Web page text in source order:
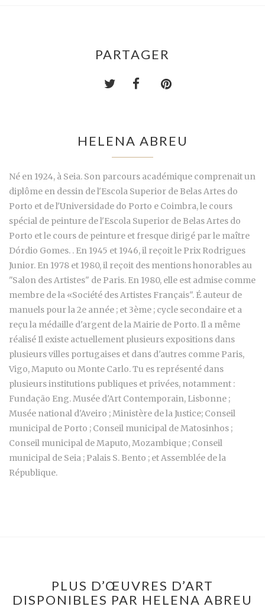
PARTAGER
HELENA ABREU
Né en 1924, à Seia. Son parcours académique comprenait un
diplôme en dessin de l'Escola Superior de Belas Artes do
Porto et de l'Universidade do Porto e Coimbra, le cours
spécial de peinture de l'Escola Superior de Belas Artes do
Porto et le cours de peinture et fresque dirigé par le maître
Dórdio Gomes. . En 1945 et 1946, il reçoit le Prix Rodrigues
Junior. En 1978 et 1980, il reçoit des mentions honorables au
"Salon des Artistes" de Paris. En 1980, elle est admise comme
membre de la «Société des Artistes Français". É auteur de
manuels pour la 2e année ; et 3ème ; cycle secondaire et a
reçu la médaille d'argent de la Mairie de Porto. Il a même
réalisé Il existe actuellement plusieurs expositions dans
plusieurs villes portugaises et dans d'autres comme Paris,
Vigo, Maputo ou Monte Carlo. Tu es représenté dans
plusieurs institutions publiques et privées, notamment :
Fundação Eng. Musée d'Art Contemporain, Lisbonne ;
Musée national d'Aveiro ; Ministère de la Justice; Conseil
municipal de Porto ; Conseil municipal de Matosinhos ;
Conseil municipal de Maputo, Mozambique ; Conseil
municipal de Seia ; Palais S. Bento ; et Assemblée de la
République.
PLUS D’ŒUVRES D’ART
DISPONIBLES PAR HELENA ABREU